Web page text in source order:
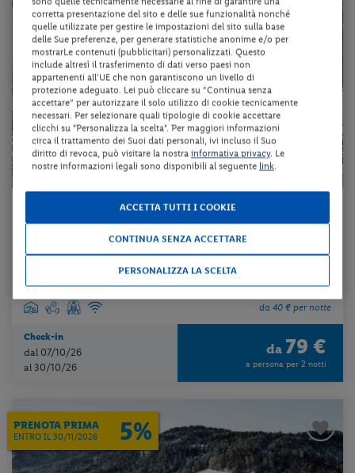
Trentino-Alto Adige - Folgaria (TN)
HOTEL VILLAGGIO NEVADA
mezza pensione + utilizzo del centro benessere + utilizzo della pisci...
da 40 € per notte
Check-in
dal 07/10/26
al 30/10/26
da 79 €
a persona per 2 notti
PRENOTA PRIMA
ENTRO IL 30/11/2026 5%
corretta presentazione del sito e delle sue funzionalità nonché
quelle utilizzate per gestire le impostazioni del sito sulla base
delle Sue preferenze, per generare statistiche anonime e/o per
mostrarLe contenuti (pubblicitari) personalizzati. Questo
include altresì il trasferimento di dati verso paesi non
appartenenti all'UE che non garantiscono un livello di
protezione adeguato. Lei può cliccare su “Continua senza
accettare” per autorizzare il solo utilizzo di cookie tecnicamente
necessari. Per selezionare quali tipologie di cookie accettare
clicchi su "Personalizza la scelta". Per maggiori informazioni
circa il trattamento dei Suoi dati personali, ivi incluso il Suo
diritto di revoca, può visitare la nostra informativa privacy. Le
nostre informazioni legali sono disponibili al seguente link.
ACCETTA TUTTI I COOKIE
CONTINUA SENZA ACCETTARE
PERSONALIZZA LA SCELTA